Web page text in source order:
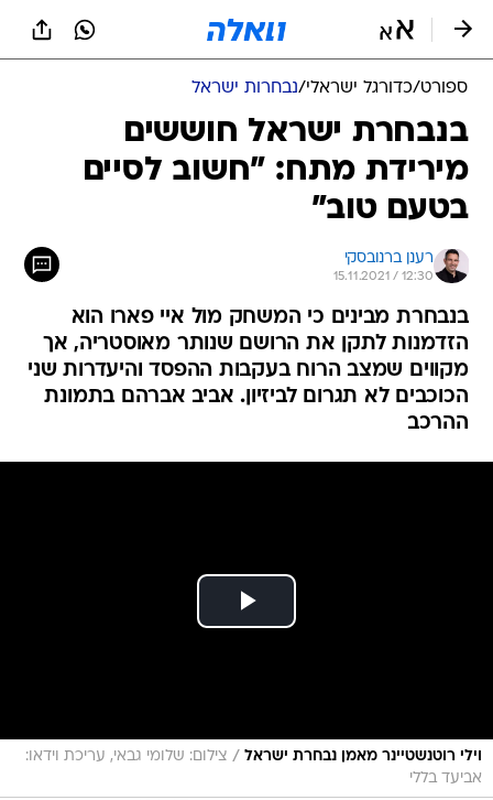
ספורט/כדורגל ישראלי/נבחרות ישראל
בנבחרת ישראל חוששים
מירידת מתח: "חשוב לסיים
בטעם טוב"
רענן ברנובסקי
15.11.2021 / 12:30
בנבחרת מבינים כי המשחק מול איי פארו הוא
הזדמנות לתקן את הרושם שנותר מאוסטריה, אך
מקווים שמצב הרוח בעקבות ההפסד והיעדרות שני
הכוכבים לא תגרום לביזיון. אביב אברהם בתמונת
ההרכב
וילי רוטנשטיינר מאמן נבחרת ישראל / צילום: שלומי גבאי, עריכת וידאו:
אביעד בללי